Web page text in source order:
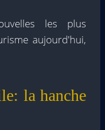
les plus
aujourd'hui,
la hanche